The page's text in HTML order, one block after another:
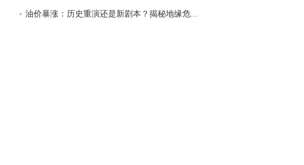
匿名网友-中金在线手机网： 老师好，金现在
油价暴涨：历史重演还是新剧本？揭秘地缘危机下...